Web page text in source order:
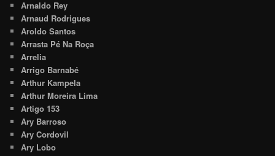
Arnaldo Rey
Arnaud Rodrigues
Aroldo Santos
Arrasta Pé Na Roça
Arrelia
Arrigo Barnabé
Arthur Kampela
Arthur Moreira Lima
Artigo 153
Ary Barroso
Ary Cordovil
Ary Lobo